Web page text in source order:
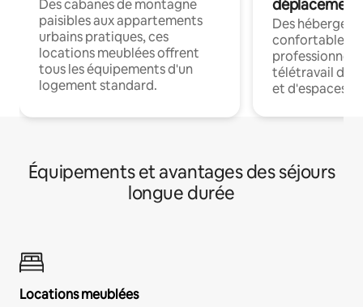
Des cabanes de montagne
paisibles aux appartements
urbains pratiques, ces
locations meublées offrent
tous les équipements d'un
logement standard.
déplacement
Des
confortables
professionnels
télétravail
et d'espaces
Équipements et avantages des séjours
longue durée
Locations meublées